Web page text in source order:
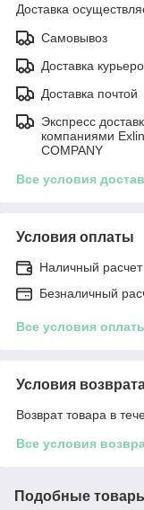
Доставка
Самовывоз
Доставка
Доставка почтой
Экспресс
компаниями
COMPANY
Все условия
Условия оплаты
Наличный расчет
Безналичный
Все условия
Условия
Возврат товара в
Все условия
Подобные